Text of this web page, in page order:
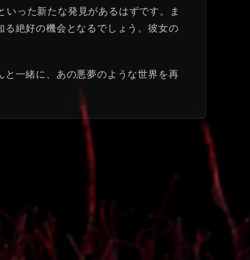
った新たな発見があるはずです。ま
絶好の機会となるでしょう。彼女の
一緒に、あの悪夢のような世界を再